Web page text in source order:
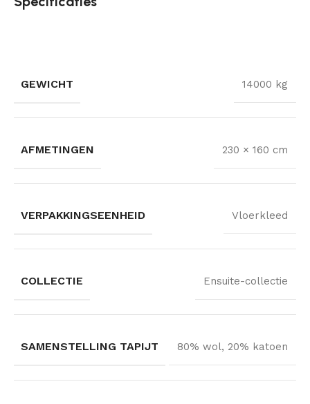
GEWICHT 14000 kg
AFMETINGEN 230 × 160 cm
VERPAKKINGSEENHEID Vloerkleed
COLLECTIE Ensuite-collectie
SAMENSTELLING TAPIJT 80% wol, 20% katoen